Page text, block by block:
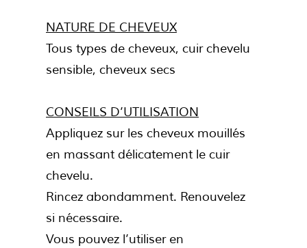
NATURE DE CHEVEUX
Tous types de cheveux, cuir chevelu
sensible, cheveux secs
CONSEILS D’UTILISATION
Appliquez sur les cheveux mouillés
en massant délicatement le cuir
chevelu.
Rincez abondamment. Renouvelez
si nécessaire.
Vous pouvez l’utiliser en